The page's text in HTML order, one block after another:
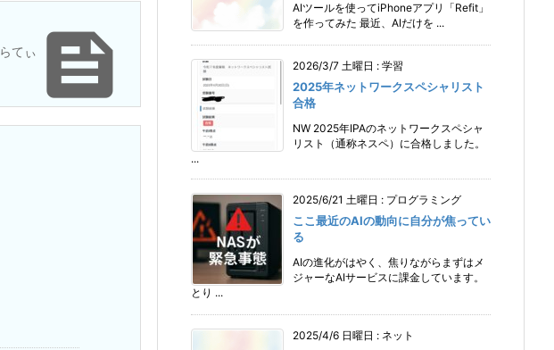

てぃ
AIツールを使ってiPhoneアプリ「Refit」
を作ってみた 最近、AIだけを ...
2026/3/7 土曜日 : 学習
2025年ネットワークスペシャリスト
合格
NW 2025年IPAのネットワークスペシャ
リスト（通称ネスペ）に合格しました。
...
2025/6/21 土曜日 : プログラミング
ここ最近のAIの動向に自分が焦ってい
る
AIの進化がはやく、焦りながらまずはメ
ジャーなAIサービスに課金しています。
とり ...
2025/4/6 日曜日 : ネット